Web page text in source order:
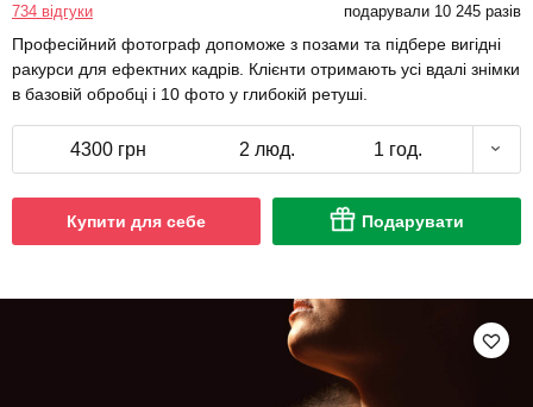
734 відгуки подарували 10 245 разів
Професійний фотограф допоможе з позами та підбере вигідні
ракурси для ефектних кадрів. Клієнти отримають усі вдалі знімки
в базовій обробці і 10 фото у глибокій ретуші.
4300 грн 2 люд. 1 год.
Купити для себе Подарувати